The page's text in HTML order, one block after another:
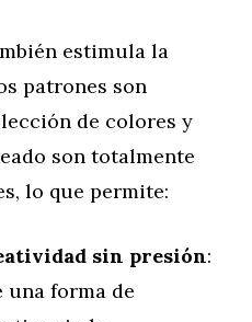
estimula la
patrones son
de colores y
son totalmente
lo que permite:
sin presión:
una forma de